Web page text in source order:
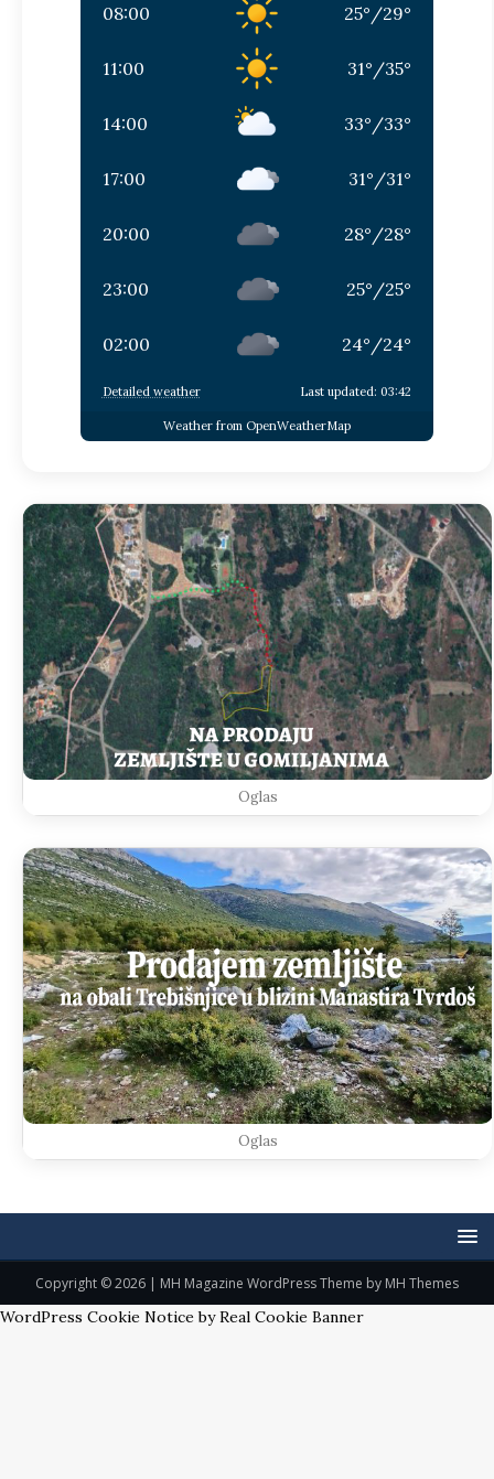
08:00 25° /29°
11:00 31° /35°
14:00 33° /33°
17:00 31° /31°
20:00 28° /28°
23:00 25° /25°
02:00 24° /24°
Detailed weather Last updated: 03:42
Weather from OpenWeatherMap
Oglas
Oglas
Copyright © 2026 | MH Magazine WordPress Theme by MH Themes
WordPress Cookie Notice by Real Cookie Banner